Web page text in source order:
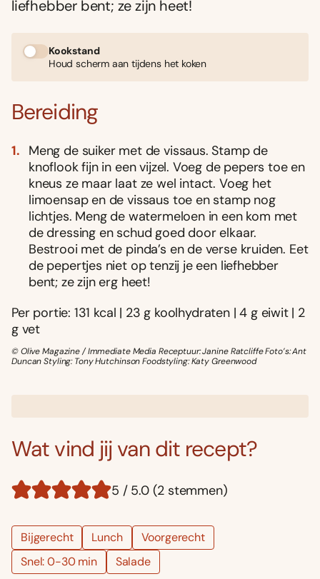
liefhebber bent; ze zijn heet!
Kookstand
Houd scherm aan tijdens het koken
Bereiding
Meng de suiker met de vissaus. Stamp de
knoflook fijn in een vijzel. Voeg de pepers toe en
kneus ze maar laat ze wel intact. Voeg het
limoensap en de vissaus toe en stamp nog
lichtjes. Meng de watermeloen in een kom met
de dressing en schud goed door elkaar.
Bestrooi met de pinda’s en de verse kruiden. Eet
de pepertjes niet op tenzij je een liefhebber
bent; ze zijn erg heet!
Per portie: 131 kcal | 23 g koolhydraten | 4 g eiwit | 2
g vet
© Olive Magazine / Immediate Media Receptuur: Janine Ratcliffe Foto’s: Ant
Duncan Styling: Tony Hutchinson Foodstyling: Katy Greenwood
Wat vind jij van dit recept?
5 / 5.0 (2 stemmen)
Bijgerecht Lunch
Voorgerecht
Snel: 0-30 min
Salade